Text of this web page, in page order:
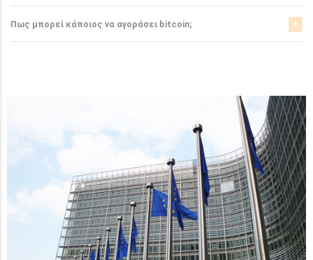
νομίσματα.
READ MORE
Το bitcoin είναι μια σχετικά νέα μορφή νομίσματος, η
οποία τώρα αρχίζει να γίνεται αποδεκτή από μιά μεγάλη
μερίδα του
Πως μπορεί κάποιος να αγοράσει bitcoin;
Μπορείτε να αγοράσετε bitcoin είτε από τα αντίστοιχα
READ MORE